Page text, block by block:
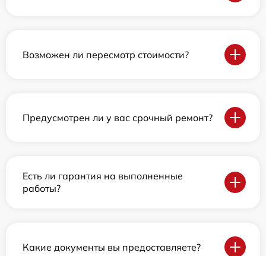
Возможен ли пересмотр стоимости?
Предусмотрен ли у вас срочный ремонт?
Есть ли гарантия на выполненные
работы?
Какие документы вы предоставляете?